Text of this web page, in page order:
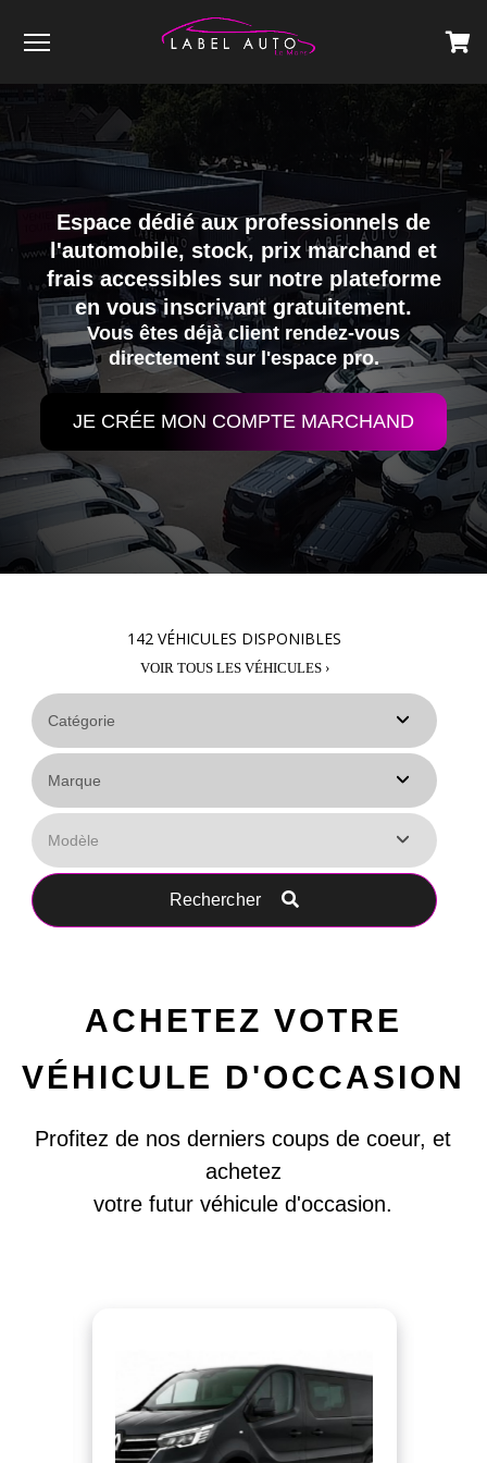
Espace dédié aux professionnels de
l'automobile, stock, prix marchand et
frais accessibles sur notre plateforme
en vous inscrivant gratuitement.
Vous êtes déjà client rendez-vous
directement sur l'espace pro.
JE CRÉE MON COMPTE MARCHAND
142 VÉHICULES DISPONIBLES
VOIR TOUS LES VÉHICULES ›
Rechercher
ACHETEZ VOTRE
VÉHICULE D'OCCASION
Profitez de nos derniers coups de coeur, et
achetez
votre futur véhicule d'occasion.